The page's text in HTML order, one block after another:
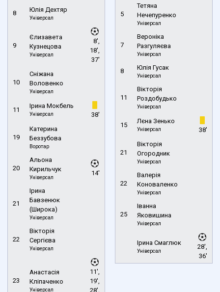
8 Юлія Дехтяр
Універсал
9
Єлизавета
Кузнецова
Універсал
8',
18',
37'
10
Сніжана
Воловенко
Універсал
11
Ірина Мокбель
Універсал 38'
19
Катерина
Беззубова
Воротар
20
Альона
Кирильчук
Універсал
14'
21
Ірина
Бавзенюк
(Широка)
Універсал
22
Вікторія
Сергієва
Універсал
23
Анастасія
Кліпаченко
Універсал
11',
19',
28',
5
Тетяна
Нечепуренко
Універсал
7
Вероніка
Разгуляєва
Універсал
8 Юлія Гусак
Універсал
11
Вікторія
Роздобудько
Універсал
15
Лєна Зенько
Універсал 38'
21
Вікторія
Огородник
Універсал
22
Валерія
Коноваленко
Універсал
25
Іванна
Яковишина
Універсал
Ірина Смаглюк
Універсал
28',
36'